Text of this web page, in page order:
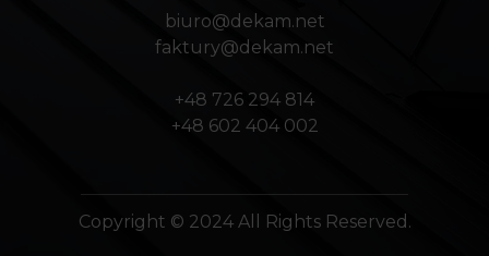
Copyright © 2024 All Rights Reserved.
biuro@dekam.net
faktury@dekam.net
+48 726 294 814
+48 602 404 002